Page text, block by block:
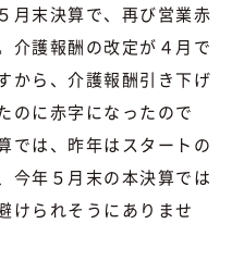
月末決算で、再び営業赤
介護報酬の改定が４月で
から、介護報酬引き下げ
のに赤字になったので
では、昨年はスタートの
今年５月末の本決算では
けられそうにありませ